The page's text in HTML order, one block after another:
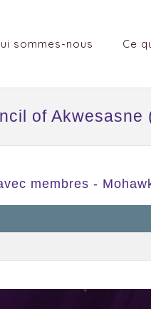
sommes-nous Ce
of
membres -